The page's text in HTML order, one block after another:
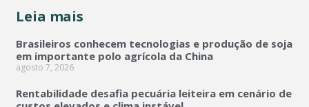
Leia mais
Brasileiros conhecem tecnologias e produção de soja
em importante polo agrícola da China
agosto 7, 2026
Rentabilidade desafia pecuária leiteira em cenário de